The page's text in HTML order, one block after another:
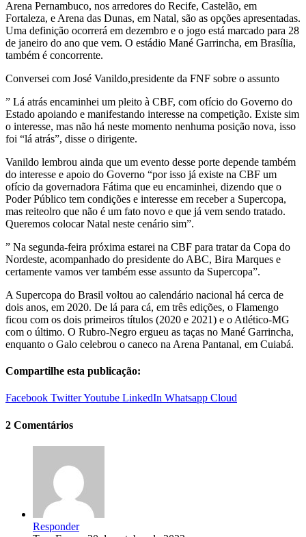
Arena Pernambuco, nos arredores do Recife, Castelão, em
Fortaleza, e Arena das Dunas, em Natal, são as opções apresentadas.
Uma definição ocorrerá em dezembro e o jogo está marcado para 28
de janeiro do ano que vem. O estádio Mané Garrincha, em Brasília,
também é concorrente.
Conversei com José Vanildo,presidente da FNF sobre o assunto
” Lá atrás encaminhei um pleito à CBF, com ofício do Governo do
Estado apoiando e manifestando interesse na competição. Existe sim
o interesse, mas não há neste momento nenhuma posição nova, isso
foi “lá atrás”, disse o dirigente.
Vanildo lembrou ainda que um evento desse porte depende também
do interesse e apoio do Governo “por isso já existe na CBF um
ofício da governadora Fátima que eu encaminhei, dizendo que o
Poder Público tem condições e interesse em receber a Supercopa,
mas reiteolro que não é um fato novo e que já vem sendo tratado.
Queremos colocar Natal neste cenário sim”.
” Na segunda-feira próxima estarei na CBF para tratar da Copa do
Nordeste, acompanhado do presidente do ABC, Bira Marques e
certamente vamos ver também esse assunto da Supercopa”.
A Supercopa do Brasil voltou ao calendário nacional há cerca de
dois anos, em 2020. De lá para cá, em três edições, o Flamengo
ficou com os dois primeiros títulos (2020 e 2021) e o Atlético-MG
com o último. O Rubro-Negro ergueu as taças no Mané Garrincha,
enquanto o Galo celebrou o caneco na Arena Pantanal, em Cuiabá.
Compartilhe esta publicação:
Facebook TwitterYoutube LinkedIn Whatsapp Cloud
2 Comentários
Responder